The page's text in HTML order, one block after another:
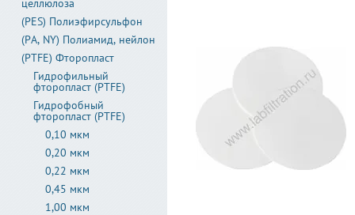
целлюлоза
(PES) Полиэфирсульфон
(PA, NY) Полиамид, нейлон
(PTFE) Фторопласт
Гидрофильный
фторопласт (PTFE)
Гидрофобный
фторопласт (PTFE)
0,10 мкм
0,20 мкм
0,22 мкм
0,45 мкм
1,00 мкм